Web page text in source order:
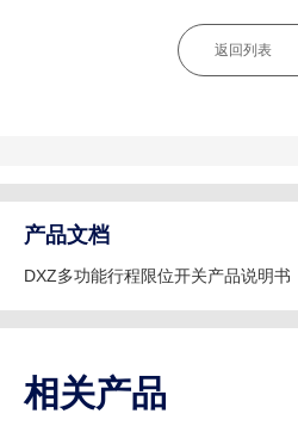
返回列表
产品文档
DXZ多功能行程限位开关产品说明书
相关产品